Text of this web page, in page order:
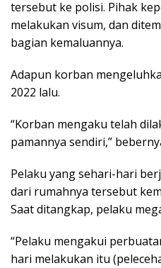
tersebut ke polisi. Pihak
melakukan visum, dan
bagian kemaluannya.
Adapun korban
2022 lalu.
“Korban mengaku telah
pamannya sendiri,”
Pelaku yang sehari-hari
dari rumahnya tersebut
Saat ditangkap, pelaku
“Pelaku mengakui
hari melakukan itu